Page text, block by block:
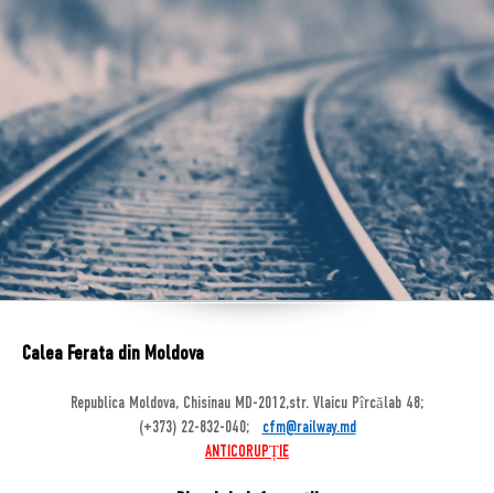
Calea Ferata din Moldova
Republica Moldova, Chisinau MD-2012,str. Vlaicu Pîrcălab 48;
(+373) 22-832-040;
cfm@railway.md
ANTICORUPȚIE